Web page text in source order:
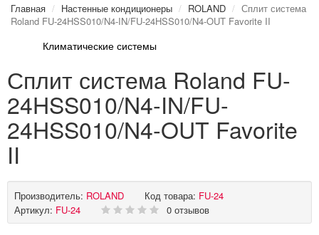
Главная Настенные кондиционеры ROLAND
Сплит система
Roland FU-24HSS010/N4-IN/FU-24HSS010/N4-OUT Favorite II
Климатические системы
Сплит система Roland FU-
24HSS010/N4-IN/FU-
24HSS010/N4-OUT Favorite
II
Производитель: ROLAND Код товара: FU-24
Артикул: FU-24 0 отзывов